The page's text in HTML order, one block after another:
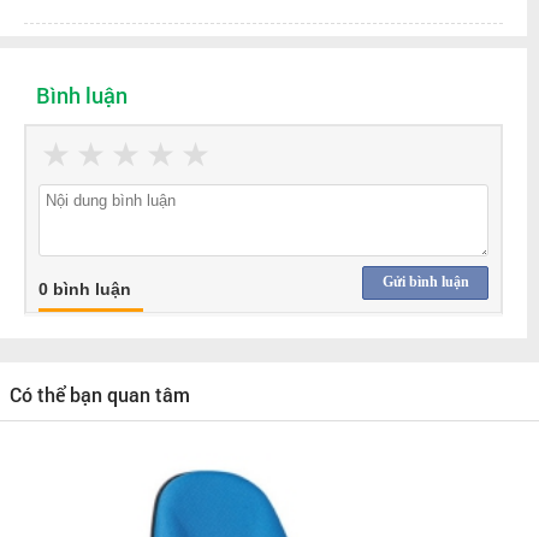
Bình luận
★
★
★
★
★
Gửi bình luận
0 bình luận
Có thể bạn quan tâm